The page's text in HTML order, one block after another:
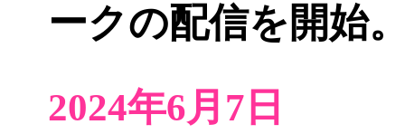
ークの配信を開始
2024年6月7日